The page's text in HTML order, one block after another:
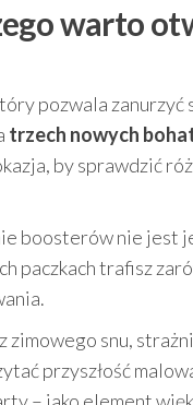
warto
pozwala zanurzyć
trzech nowych
by sprawdzić
boosterów nie jest
paczkach trafisz
zimowego snu,
przyszłość